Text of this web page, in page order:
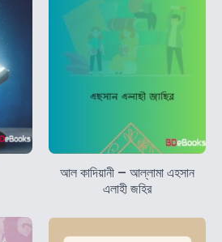
আল কাদিয়ানী – আল্লামা এহসান
এলাহী জহির